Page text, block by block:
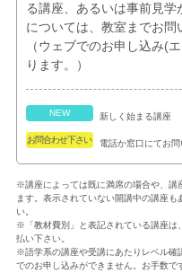
る講座、あるいは事前見
については、教室までお問
（ウェブでのお申し込み(
ります。）
NEW 新しく始まる講座
お問合わせ下さい 電話か窓口にてお問
※講座によっては既に満席の場合や、講
ます。表示されていない開講中の講座
い。
※「教材費別」と表記されている講座は
払い下さい。
※語学系の講座や受講にあたりレベル確
でのお申し込みができません。お手数で